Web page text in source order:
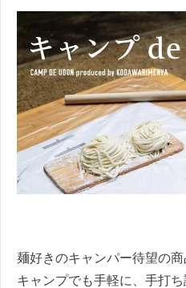
麺好きのキャンパー待望の商
キャンプでも手軽に、手打